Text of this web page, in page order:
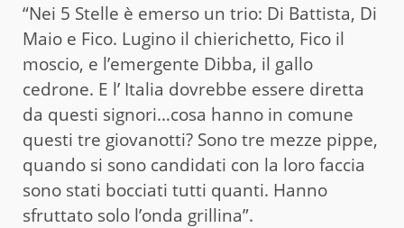
“Nei 5 Stelle è emerso un trio: Di Battista, Di
Maio e Fico. Lugino il chierichetto, Fico il
moscio, e l’emergente Dibba, il gallo
cedrone. E l’ Italia dovrebbe essere diretta
da questi signori…cosa hanno in comune
questi tre giovanotti? Sono tre mezze pippe,
quando si sono candidati con la loro faccia
sono stati bocciati tutti quanti. Hanno
sfruttato solo l’onda grillina”.